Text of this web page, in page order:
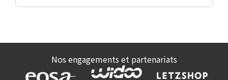
Nos engagements et partenariats